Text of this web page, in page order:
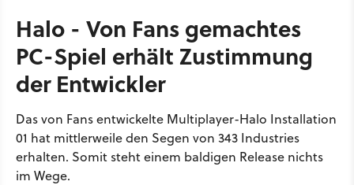
Halo - Von Fans gemachtes
PC-Spiel erhält Zustimmung
der Entwickler
Das von Fans entwickelte Multiplayer-Halo Installation
01 hat mittlerweile den Segen von 343 Industries
erhalten. Somit steht einem baldigen Release nichts
im Wege.